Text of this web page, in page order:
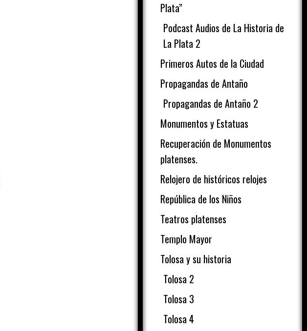
Plata”
Podcast Audios de La Historia de
La Plata 2
Primeros Autos de la Ciudad
Propagandas de Antaño
Propagandas de Antaño 2
Monumentos y Estatuas
Recuperación de Monumentos
platenses.
Relojero de históricos relojes
República de los Niños
Teatros platenses
Templo Mayor
Tolosa y su historia
Tolosa 2
Tolosa 3
Tolosa 4